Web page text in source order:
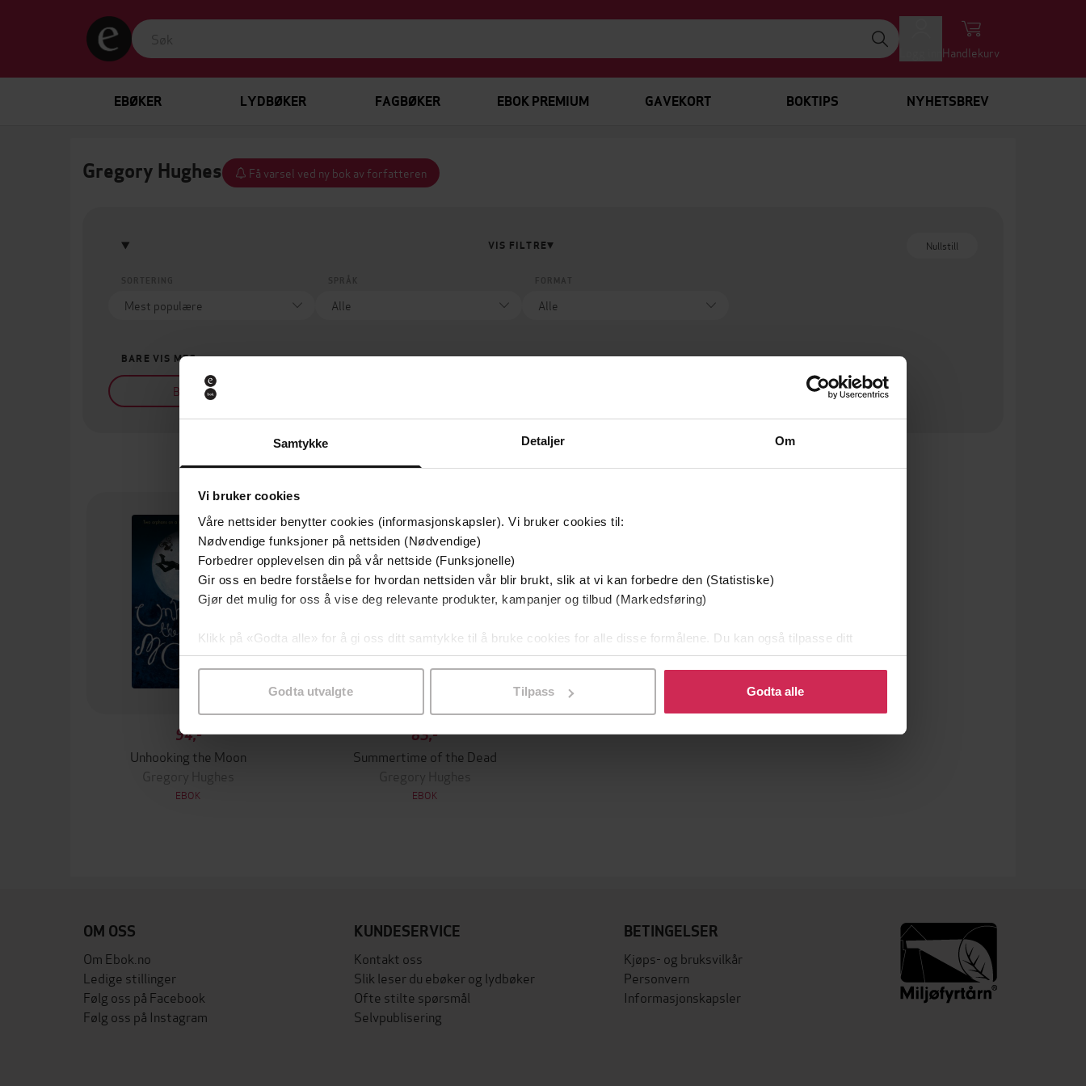
Samtykke Detaljer Om
Vi bruker cookies
Våre nettsider benytter cookies (informasjonskapsler). Vi bruker cookies til:
Nødvendige funksjoner på nettsiden (Nødvendige)
Forbedrer opplevelsen din på vår nettside (Funksjonelle)
Gir oss en bedre forståelse for hvordan nettsiden vår blir brukt, slik at vi kan forbedre den (Statistiske)
Gjør det mulig for oss å vise deg relevante produkter, kampanjer og tilbud (Markedsføring)
Klikk på «Godta alle» for å gi oss ditt samtykke til å bruke cookies for alle disse formålene. Du kan også tilpasse ditt
samtykke til spesifikke formål ved å klikke på «Tilpass». Du kan når som helst trekke tilbake eller endre ditt samtykke.
Godta utvalgte Tilpass Godta alle
Handlekurv
EBØKER LYDBØKER FAGBØKER EBOK PREMIUM GAVEKORT BOKTIPS NYHETSBREV
Gregory Hughes Få varsel ved ny bok av forfatteren
VIS FILTRE Nullstill
BARE VIS MEG
Bøker på tilbud
94,-
Unhooking the Moon
Gregory Hughes
EBOK
83,-
Summertime of the Dead
Gregory Hughes
EBOK
OM OSS
Om Ebok.no
Ledige stillinger
Følg oss på Facebook
Følg oss på Instagram
KUNDESERVICE
Kontakt oss
Slik leser du ebøker og lydbøker
Ofte stilte spørsmål
Selvpublisering
BETINGELSER
Kjøps- og bruksvilkår
Personvern
Informasjonskapsler